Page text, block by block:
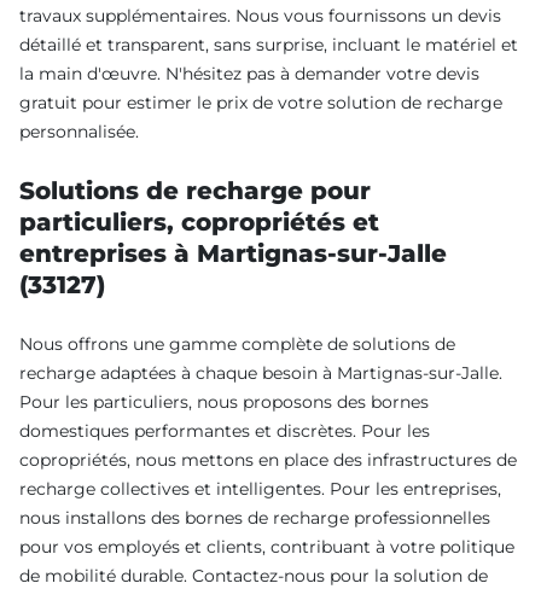
travaux supplémentaires. Nous vous fournissons un devis
détaillé et transparent, sans surprise, incluant le matériel et
la main d'œuvre. N'hésitez pas à demander votre devis
gratuit pour estimer le prix de votre solution de recharge
personnalisée.
Solutions de recharge pour
particuliers, copropriétés et
entreprises à Martignas-sur-Jalle
(33127)
Nous offrons une gamme complète de solutions de
recharge adaptées à chaque besoin à Martignas-sur-Jalle.
Pour les particuliers, nous proposons des bornes
domestiques performantes et discrètes. Pour les
copropriétés, nous mettons en place des infrastructures de
recharge collectives et intelligentes. Pour les entreprises,
nous installons des bornes de recharge professionnelles
pour vos employés et clients, contribuant à votre politique
de mobilité durable. Contactez-nous pour la solution de